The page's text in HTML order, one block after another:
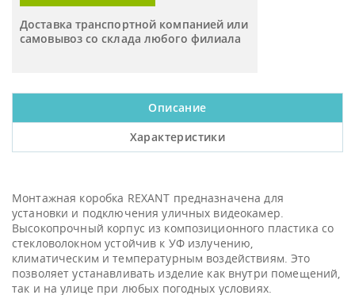
Доставка транспортной компанией или
самовывоз со склада любого филиала
Описание
Характеристики
Монтажная коробка REXANT предназначена для
установки и подключения уличных видеокамер.
Высокопрочный корпус из композиционного пластика со
стекловолокном устойчив к УФ излучению,
климатическим и температурным воздействиям. Это
позволяет устанавливать изделие как внутри помещений,
так и на улице при любых погодных условиях.